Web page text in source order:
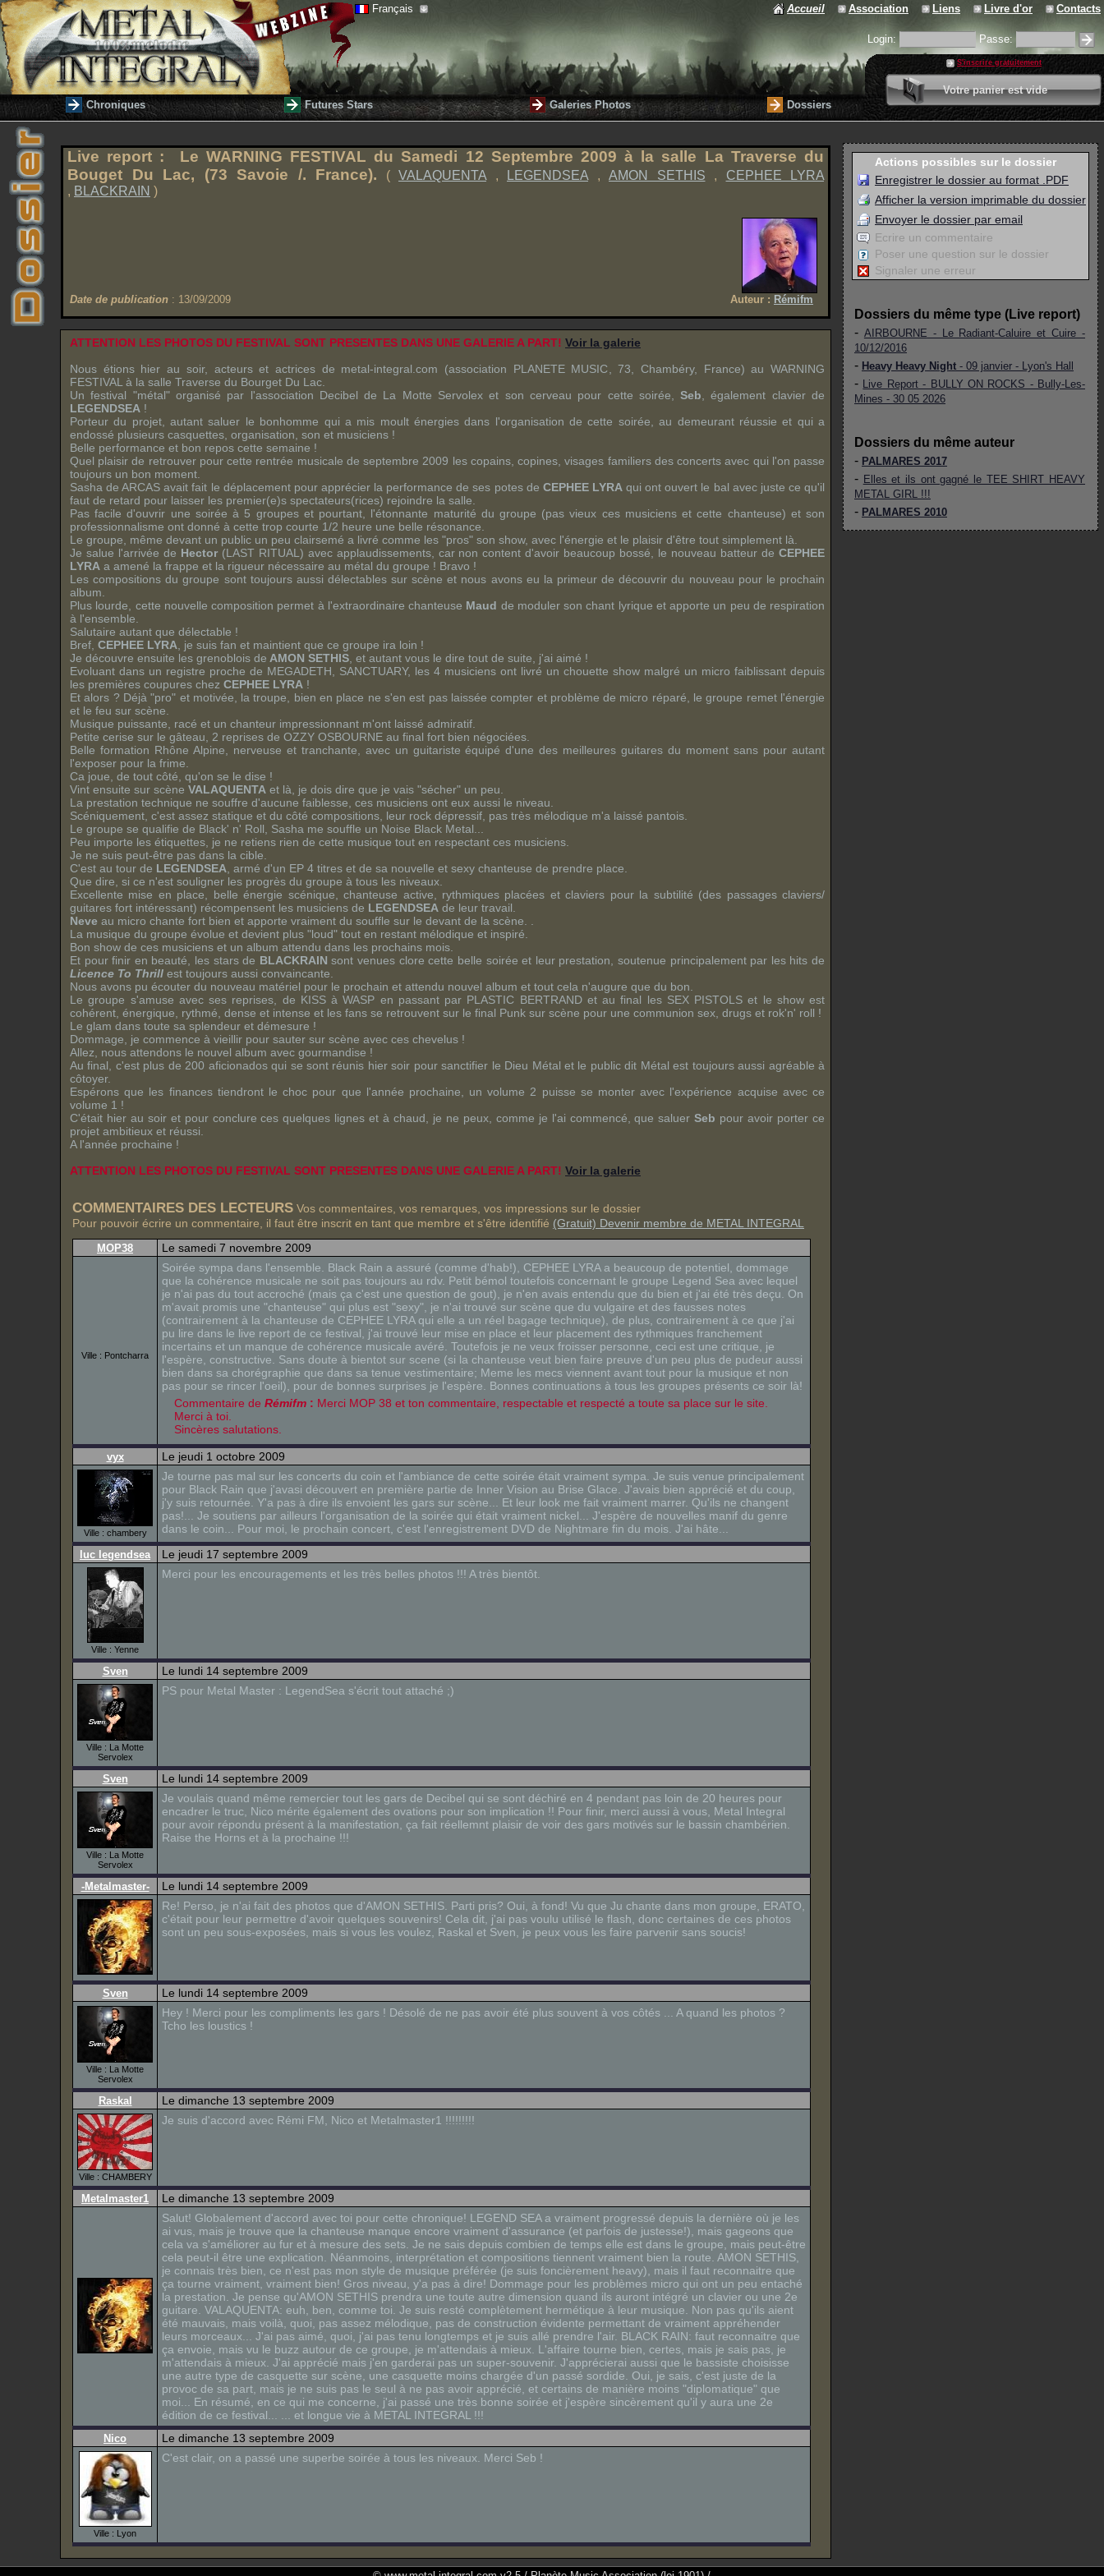
Français Accueil Association Liens Livre d'or Contacts
Login: Passe:
S'inscrire gratuitement
Votre panier est vide
0 article
Valider votre panier
Chroniques Futures Stars Galeries Photos Dossiers
Live report : Le WARNING FESTIVAL du Samedi 12 Septembre 2009 à la salle La Traverse du
Bouget Du Lac, (73 Savoie /. France). ( VALAQUENTA , LEGENDSEA , AMON SETHIS , CEPHEE LYRA
, BLACKRAIN )
Date de publication : 13/09/2009 Auteur : Rémifm
ATTENTION LES PHOTOS DU FESTIVAL SONT PRESENTES DANS UNE GALERIE A PART! Voir la galerie
Nous étions hier au soir, acteurs et actrices de metal-integral.com (association PLANETE MUSIC ,73 Chambéry, France) auWARNING
FESTIVAL à la salle Traverse du Bourget Du Lac
Un festival "métal" organisé par l'association Decibel de La Motte Servolex et son cerveau pour cette soirée,Seb , également clavier de
LEGENDSEA !
Porteur du projet, autant saluer le bonhomme qui a mis moult énergies dans l'organisation de cette soirée, au demeurant réussie et qui a
endossé plusieurs casquettes, organisation, son et musiciens !
Belle performance et bon repos cette semaine !
Quel plaisir de retrouver pour cette rentrée musicale de septembre 2009 les copains, copines, visages familiers des concerts avec qui l'on passe
toujours un bon moment.
Sasha deARCAS avait fait le déplacement pour apprécier la performance de ses potes de CEPHEE LYRA qui ont ouvert le bal avec juste ce qu'il
faut de retard pour laisser les premier(e)s spectateurs(rices) rejoindre la salle.
Pas facile d'ouvrir une soirée à 5 groupes et pourtant, l'étonnante maturité du groupe (pas vieux ces musiciens et cette chanteuse) et son
professionnalisme ont donné à cette trop courte 1/2 heure une belle résonance.
Le groupe, même devant un public un peu clairsemé a livré comme les "pros" son show, avec l'énergie et le plaisir d'être tout simplement là.
Je salue l'arrivée de Hector(LAST RITUAL ) avec applaudissements, car non content d'avoir beaucoup bossé, le nouveau batteur deCEPHEE
LYRA a amené la frappe et la rigueur nécessaire au métal du groupe ! Bravo !
Les compositions du groupe sont toujours aussi délectables sur scène et nous avons eu la primeur de découvrir du nouveau pour le prochain
album.
Plus lourde, cette nouvelle composition permet à l'extraordinaire chanteuse Maud de moduler son chant lyrique et apporte un peu de respiration
à l'ensemble.
Salutaire autant que délectable !
Bref, CEPHEE LYRA , je suis fan et maintient que ce groupe ira loin !
Je découvre ensuite les grenoblois de AMON SETHIS , et autant vous le dire tout de suite, j'ai aimé !
Evoluant dans un registre proche de MEGADETH SANCTUARY, les 4 musiciens ont livré un chouette show malgré un micro faiblissant depuis
les premières coupures chez CEPHEE LYRA !
Et alors ? Déjà "pro" et motivée, la troupe, bien en place ne s'en est pas laissée compter et problème de micro réparé, le groupe remet l'énergie
et le feu sur scène.
Musique puissante, racé et un chanteur impressionnant m'ont laissé admiratif.
Petite cerise sur le gâteau, 2 reprises de OZZY OSBOURNE au final fort bien négociées.
Belle formation Rhône Alpine, nerveuse et tranchante, avec un guitariste équipé d'une des meilleures guitares du moment sans pour autant
l'exposer pour la frime.
Ca joue, de tout côté, qu'on se le dise !
Vint ensuite sur scène VALAQUENTA et là, je dois dire que je vais "sécher" un peu.
La prestation technique ne souffre d'aucune faiblesse, ces musiciens ont eux aussi le niveau.
Scéniquement, c'est assez statique et du côté compositions, leur rock dépressif, pas très mélodique m'a laissé pantois.
Le groupe se qualifie de Black' n' Roll Sasha me souffle un Noise Black Metal
Peu importe les étiquettes, je ne retiens rien de cette musique tout en respectant ces musiciens.
Je ne suis peut-être pas dans la cible.
C'est au tour de LEGENDSEA , armé d'un EP 4 titres et de sa nouvelle et sexy chanteuse de prendre place.
Que dire, si ce n'est souligner les progrès du groupe à tous les niveaux.
Excellente mise en place, belle énergie scénique, chanteuse active, rythmiques placées et claviers pour la subtilité (des passages claviers/
guitares fort intéressant) récompensent les musiciens de LEGENDSEA de leur travail.
Neve au micro chante fort bien et apporte vraiment du souffle sur le devant de la scène. .
La musique du groupe évolue et devient plus "loud" tout en restant mélodique et inspiré.
Bon show de ces musiciens et un album attendu dans les prochains mois.
Et pour finir en beauté, les stars de BLACKRAIN sont venues clore cette belle soirée et leur prestation, soutenue principalement par les hits de
Licence To Thrill est toujours aussi convaincante.
Nous avons pu écouter du nouveau matériel pour le prochain et attendu nouvel album et tout cela n'augure que du bon.
Le groupe s'amuse avec ses reprises, de KISS à WASP en passant par PLASTIC BERTRANDet au final les SEX PISTOLS et le show est
cohérent, énergique, rythmé, dense et intense et les fans se retrouvent sur le final Punk sur scène pour une communion sex, drugs et rok'n' roll !
Le glam dans toute sa splendeur et démesure !
Dommage, je commence à vieillir pour sauter sur scène avec ces chevelus !
Allez, nous attendons le nouvel album avec gourmandise !
Au final, c'est plus de 200 aficionadosqui se sont réunis hier soir pour sanctifier le Dieu Métal et le public dit Métal est toujours aussi agréable à
côtoyer.
Espérons que les finances tiendront le choc pour que l'année prochaine, un volume 2 puisse se monter avec l'expérience acquise avec ce
volume 1 !
C'était hier au soir et pour conclure ces quelques lignes et à chaud, je ne peux, comme je l'ai commencé, que saluer Seb pour avoir porter ce
projet ambitieux et réussi.
A l'année prochaine !
ATTENTION LES PHOTOS DU FESTIVAL SONT PRESENTES DANS UNE GALERIE A PART! Voir la galerie
COMMENTAIRES DES LECTEURS Vos commentaires, vos remarques, vos impressions sur le dossier
Pour pouvoir écrire un commentaire, il faut être inscrit en tant que membre et s'être identifié (Gratuit) Devenir membre de METAL INTEGRAL
MOP38 Le samedi 7 novembre 2009
Ville : Pontcharra
Soirée sympa dans l'ensemble. Black Rain a assuré (comme d'hab!), CEPHEE LYRA a beaucoup de potentiel, dommage
que la cohérence musicale ne soit pas toujours au rdv. Petit bémol toutefois concernant le groupe Legend Sea avec lequel
je n'ai pas du tout accroché (mais ça c'est une question de gout), je n'en avais entendu que du bien et j'ai été très deçu. On
m'avait promis une "chanteuse" qui plus est "sexy", je n'ai trouvé sur scène que du vulgaire et des fausses notes
(contrairement à la chanteuse de CEPHEE LYRA qui elle a un réel bagage technique), de plus, contrairement à ce que j'ai
pu lire dans le live report de ce festival, j'ai trouvé leur mise en place et leur placement des rythmiques franchement
incertains et un manque de cohérence musicale avéré. Toutefois je ne veux froisser personne, ceci est une critique, je
l'espère, constructive. Sans doute à bientot sur scene (si la chanteuse veut bien faire preuve d'un peu plus de pudeur aussi
bien dans sa chorégraphie que dans sa tenue vestimentaire; Meme les mecs viennent avant tout pour la musique et non
pas pour se rincer l'oeil), pour de bonnes surprises je l'espère. Bonnes continuations à tous les groupes présents ce soir là!
Commentaire de Rémifm : Merci MOP 38 et ton commentaire, respectable et respecté a toute sa place sur le site.
Merci à toi.
Sincères salutations.
vyx Le jeudi 1 octobre 2009
Ville : chambery
Je tourne pas mal sur les concerts du coin et l'ambiance de cette soirée était vraiment sympa. Je suis venue principalement
pour Black Rain que j'avasi découvert en première partie de Inner Vision au Brise Glace. J'avais bien apprécié et du coup,
j'y suis retournée. Y'a pas à dire ils envoient les gars sur scène... Et leur look me fait vraiment marrer. Qu'ils ne changent
pas!... Je soutiens par ailleurs l'organisation de la soirée qui était vraiment nickel... J'espère de nouvelles manif du genre
dans le coin... Pour moi, le prochain concert, c'est l'enregistrement DVD de Nightmare fin du mois. J'ai hâte...
luc legendsea Le jeudi 17 septembre 2009
Ville : Yenne
Merci pour les encouragements et les très belles photos !!! A très bientôt.
Sven Le lundi 14 septembre 2009
Ville : La Motte
Servolex
PS pour Metal Master : LegendSea s'écrit tout attaché ;)
Sven Le lundi 14 septembre 2009
Ville : La Motte
Servolex
Je voulais quand même remercier tout les gars de Decibel qui se sont déchiré en 4 pendant pas loin de 20 heures pour
encadrer le truc, Nico mérite également des ovations pour son implication !! Pour finir, merci aussi à vous, Metal Integral
pour avoir répondu présent à la manifestation, ça fait réellemnt plaisir de voir des gars motivés sur le bassin chambérien.
Raise the Horns et à la prochaine !!!
-Metalmaster-
Le lundi 14 septembre 2009
Re! Perso, je n'ai fait des photos que d'AMON SETHIS. Parti pris? Oui, à fond! Vu que Ju chante dans mon groupe, ERATO,
c'était pour leur permettre d'avoir quelques souvenirs! Cela dit, j'ai pas voulu utilisé le flash, donc certaines de ces photos
sont un peu sous-exposées, mais si vous les voulez, Raskal et Sven, je peux vous les faire parvenir sans soucis!
Sven Le lundi 14 septembre 2009
Ville : La Motte
Servolex
Hey ! Merci pour les compliments les gars ! Désolé de ne pas avoir été plus souvent à vos côtés ... A quand les photos ?
Tcho les loustics !
Raskal Le dimanche 13 septembre 2009
Ville : CHAMBERY
Je suis d'accord avec Rémi FM, Nico et Metalmaster1 !!!!!!!!!
Metalmaster1
Le dimanche 13 septembre 2009
Salut! Globalement d'accord avec toi pour cette chronique! LEGEND SEA a vraiment progressé depuis la dernière où je les
ai vus, mais je trouve que la chanteuse manque encore vraiment d'assurance (et parfois de justesse!), mais gageons que
cela va s'améliorer au fur et à mesure des sets. Je ne sais depuis combien de temps elle est dans le groupe, mais peut-être
cela peut-il être une explication. Néanmoins, interprétation et compositions tiennent vraiment bien la route. AMON SETHIS,
je connais très bien, ce n'est pas mon style de musique préférée (je suis foncièrement heavy), mais il faut reconnaitre que
ça tourne vraiment, vraiment bien! Gros niveau, y'a pas à dire! Dommage pour les problèmes micro qui ont un peu entaché
la prestation. Je pense qu'AMON SETHIS prendra une toute autre dimension quand ils auront intégré un clavier ou une 2e
guitare. VALAQUENTA: euh, ben, comme toi. Je suis resté complètement hermétique à leur musique. Non pas qu'ils aient
été mauvais, mais voilà, quoi, pas assez mélodique, pas de construction évidente permettant de vraiment appréhender
leurs morceaux... J'ai pas aimé, quoi, j'ai pas tenu longtemps et je suis allé prendre l'air. BLACK RAIN: faut reconnaitre que
ça envoie, mais vu le buzz autour de ce groupe, je m'attendais à mieux. L'affaire tourne bien, certes, mais je sais pas, je
m'attendais à mieux. J'ai apprécié mais j'en garderai pas un super-souvenir. J'apprécierai aussi que le bassiste choisisse
une autre type de casquette sur scène, une casquette moins chargée d'un passé sordide. Oui, je sais, c'est juste de la
provoc de sa part, mais je ne suis pas le seul à ne pas avoir apprécié, et certains de manière moins "diplomatique" que
moi... En résumé, en ce qui me concerne, j'ai passé une très bonne soirée et j'espère sincèrement qu'il y aura une 2e
édition de ce festival... ... et longue vie à METAL INTEGRAL !!!
Nico Le dimanche 13 septembre 2009
Ville : Lyon
C'est clair, on a passé une superbe soirée à tous les niveaux. Merci Seb !
Actions possibles sur le dossier
Enregistrer le dossier au format .PDF
Afficher la version imprimable du dossier
Envoyer le dossier par email
Ecrire un commentaire
Poser une question sur le dossier
Signaler une erreur
Dossiers du même type (Live report)
- AIRBOURNE - Le Radiant-Caluire et Cuire -
10/12/2016
- Heavy Heavy Night - 09 janvier - Lyon's Hall
- Live Report - BULLY ON ROCKS - Bully-Les-
Mines - 30 05 2026
Dossiers du même auteur
- PALMARES 2017
- Elles et ils ont gagné le TEE SHIRT HEAVY
METAL GIRL !!!
- PALMARES 2010